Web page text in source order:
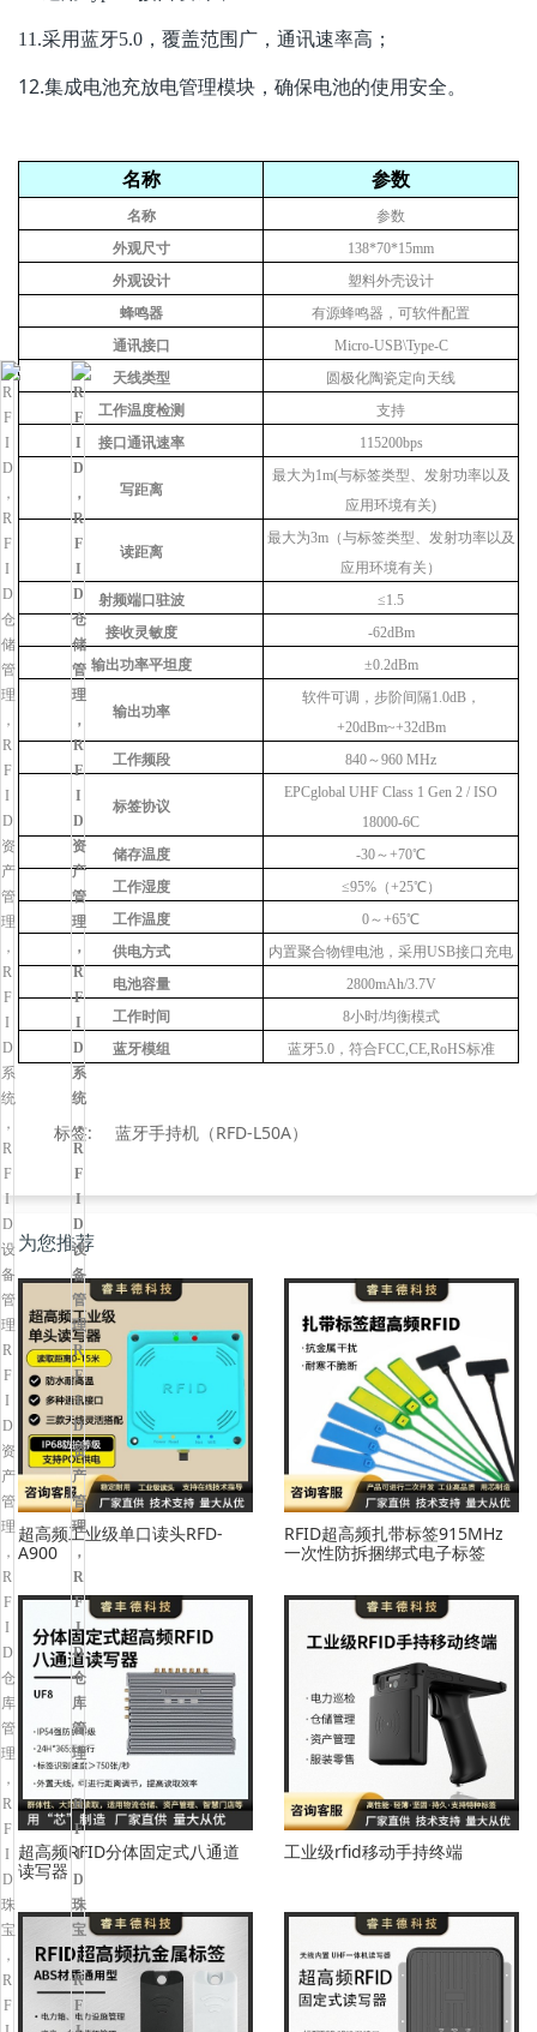
11.采用蓝牙5.0 ，覆盖范围广，通讯速率高 ；
12.集成电池充放电管理模块，确保电池的使用安全。
名称 参数
名称
参数
外观尺寸
138*70*15mm
外观设计
塑料外壳设计
蜂鸣器
有源蜂鸣器，可软件配置
通讯接口
Micro-USB\Type-C
天线类型
圆极化陶瓷定向天线
工作温度检测
支持
接口通讯速率
115200bps
写距离
最大为1m(与标签类型、发射功率以及
应用环境有关)
读距离
最大为3m（与标签类型、发射功率以及
应用环境有关）
射频端口驻波
≤1.5
接收灵敏度
-62dBm
输出功率平坦度
±0.2dBm
输出功率
软件可调，步阶间隔1.0dB，
+20dBm~+32dBm
工作频段
840～960 MHz
标签协议
EPCglobal UHF Class 1 Gen 2 / ISO
18000-6C
储存温度
-30～+70℃
工作湿度
≤95%（+25℃）
工作温度
0～+65℃
供电方式
内置聚合物锂电池，采用USB接口充电
电池容量
2800mAh/3.7V
工作时间
8小时/均衡模式
蓝牙模组
蓝牙5.0，符合FCC,CE,RoHS标准
标签: 蓝牙手持机（RFD-L50A）
为您推荐
超高频工业级单口读头RFD-
A900
RFID超高频扎带标签915MHz
一次性防拆捆绑式电子标签
超高频RFID分体固定式八通道
读写器
工业级rfid移动手持终端